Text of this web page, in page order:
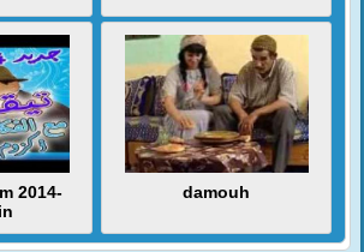
2014-
damouh